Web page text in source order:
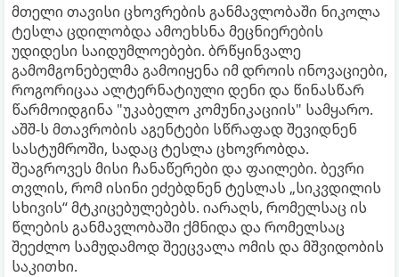
მთელი თავისი ცხოვრების განმავლობაში ნიკოლა
ტესლა ცდილობდა ამოეხსნა მეცნიერების
უდიდესი საიდუმლოებები. ბრწყინვალე
გამომგონებელმა გამოიყენა იმ დროის ინოვაციები,
როგორიცაა ალტერნატიული დენი და წინასწარ
წარმოიდგინა "უკაბელო კომუნიკაციის" სამყარო.
აშშ-ს მთავრობის აგენტები სწრაფად შევიდნენ
სასტუმროში, სადაც ტესლა ცხოვრობდა.
შეაგროვეს მისი ჩანაწერები და ფაილები. ბევრი
თვლის, რომ ისინი ეძებდნენ ტესლას „სიკვდილის
სხივის“ მტკიცებულებებს. იარაღს, რომელსაც ის
წლების განმავლობაში ქმნიდა და რომელსაც
შეეძლო სამუდამოდ შეეცვალა ომის და მშვიდობის
საკითხი.